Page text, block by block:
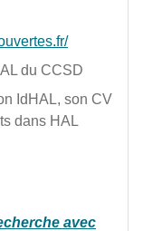
du CCSD
IdHAL, son CV
dans HAL
avec